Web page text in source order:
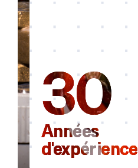
Années
d'expérience
30